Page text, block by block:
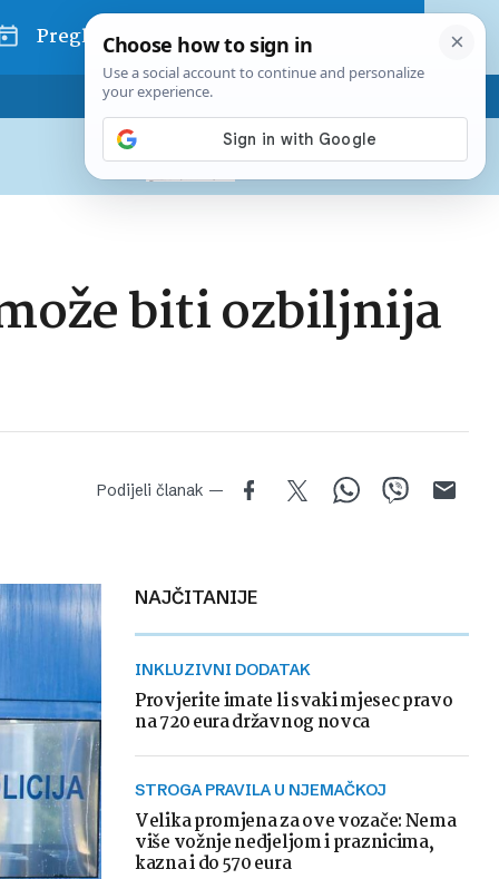
Pregled dana
Pretplatite se na Poslovni
Već od10 EURmjesečno
biti ozbiljnija
Podijeli članak —
NAJČITANIJE
INKLUZIVNI DODATAK
Provjerite imate li svaki mjesec pravo
na 720 eura državnog novca
STROGA PRAVILA U NJEMAČKOJ
Velika promjena za ove vozače: Nema
više vožnje nedjeljom i praznicima,
kazna i do 570 eura